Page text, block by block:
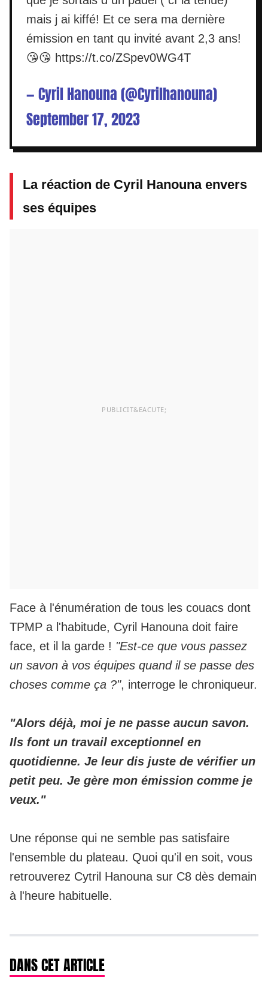
mais j ai kiffé! Et ce sera ma dernière
émission en tant qu invité avant 2,3 ans!
😘😘 https://t.co/ZSpev0WG4T
— Cyril Hanouna (@Cyrilhanouna)
September 17, 2023
La réaction de Cyril Hanouna envers
ses équipes
Face à l'énumération de tous les couacs dont
TPMP a l'habitude, Cyril Hanouna doit faire
face, et il la garde ! "Est-ce que vous passez
un savon à vos équipes quand il se passe des
choses comme ça ?", interroge le chroniqueur.
"Alors déjà, moi je ne passe aucun savon.
Ils font un travail exceptionnel en
quotidienne. Je leur dis juste de vérifier un
petit peu. Je gère mon émission comme je
veux."
Une réponse qui ne semble pas satisfaire
l'ensemble du plateau. Quoi qu'il en soit, vous
retrouverez Cytril Hanouna sur C8 dès demain
à l'heure habituelle.
DANS CET ARTICLE